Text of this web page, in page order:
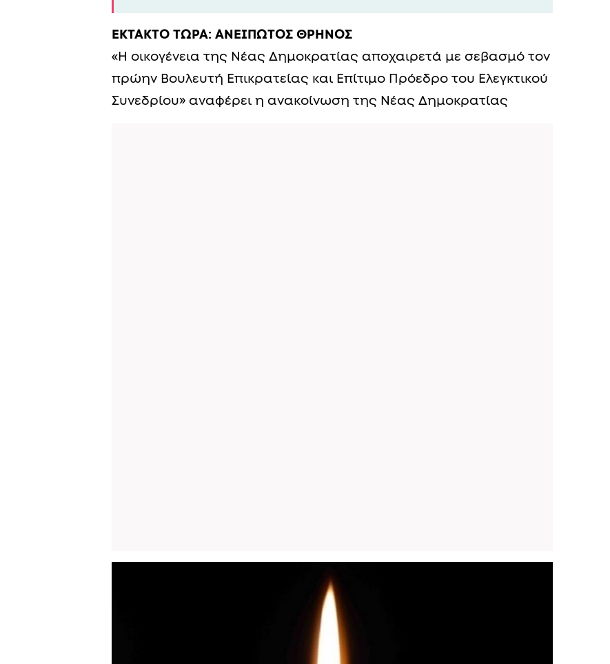
ΕΚΤΑΚΤΟ ΤΩΡΑ: ΑΝΕΙΠΩΤΟΣ ΘΡΗΝΟΣ
«Η οικογένεια της Νέας Δημοκρατίας αποχαιρετά με σεβασμό τον
πρώην Βουλευτή Επικρατείας και Επίτιμο Πρόεδρο του Ελεγκτικού
Συνεδρίου» αναφέρει η ανακοίνωση της Νέας Δημοκρατίας